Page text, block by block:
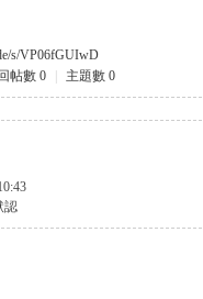
s/VP06fGUIwD
回帖數 0 主題數 0
認